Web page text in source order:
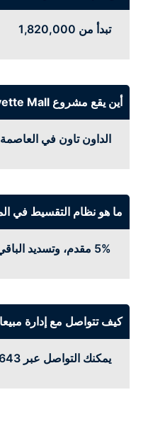
تبدأ من 1,820,000
أين يقع مشروع Lafayette Mall؟
الداون تاون في العاصمة
ما هو نظام التقسيط في
5% مقدم، وتسديد الباقي على 10 سنوات
كيف تتواصل مع إدارة
يمكنك التواصل عبر 01030969643